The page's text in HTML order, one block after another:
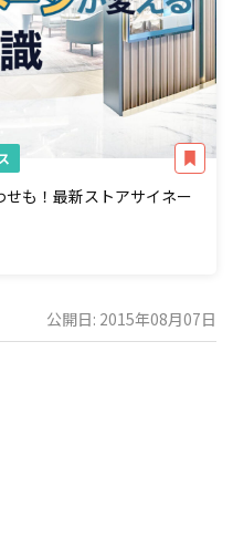
も！最新ストアサイネー
公開日: 2015年08月07日